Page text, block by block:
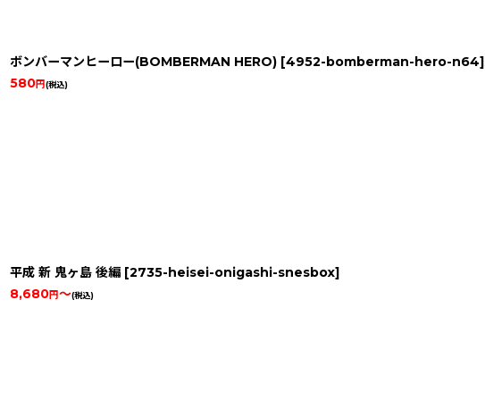
ボンバーマンヒーロー(BOMBERMAN HERO) [4952-bomberman-hero-n64]
580円(税込)
平成 新 鬼ヶ島 後編 [2735-heisei-onigashi-snesbox]
8,680円～(税込)